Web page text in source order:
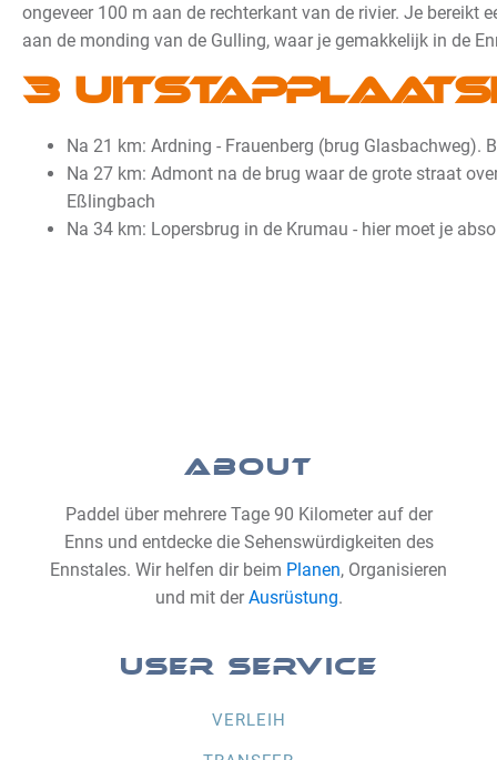
ongeveer 100 m aan de rechterkant van de rivier. Je bereikt
aan de monding van de Gulling, waar je gemakkelijk in de
3
Na 21 km: Ardning - Frauenberg (brug Glasbachweg).
Na 27 km: Admont na de brug waar de grote straat
Eßlingbach
Na 34 km: Lopersbrug in de Krumau - hier moet je
ABOUT
Paddel über mehrere Tage 90 Kilometer auf der
Enns und entdecke die Sehenswürdigkeiten des
Ennstales. Wir helfen dir beim Planen, Organisieren
und mit derAusrüstung.
USER SERVICE
VERLEIH